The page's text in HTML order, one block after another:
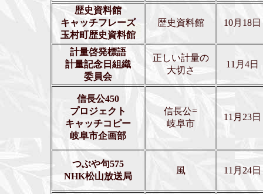
歴史資料館
キャッチフレーズ
玉村町歴史資料館
歴史資料館 10月18日
計量啓発標語
計量記念日組織
委員会
正しい計量の
大切さ
11月4日
信長公450
プロジェクト
キャッチコピー
岐阜市企画部
信長公=
岐阜市
11月23日
つぶや句575
NHK松山放送局
風 11月24日